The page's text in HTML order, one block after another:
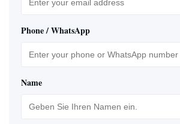
Phone / WhatsApp
Name